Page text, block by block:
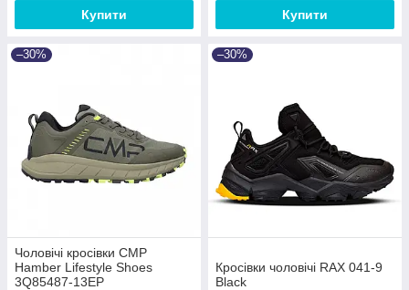
Купити Купити
–30%
Чоловічі кросівки CMP
Hamber Lifestyle Shoes
3Q85487-13EP
–30%
Кросівки чоловічі RAX 041-9
Black